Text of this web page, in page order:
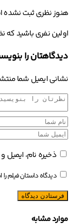
هنوز نظری ثبت
اولین نفری باشید که
دیدگاهتان را
نشانی ایمیل شما
ذخیره نام،
دیدگاه داستان فیلم
موارد مشابه